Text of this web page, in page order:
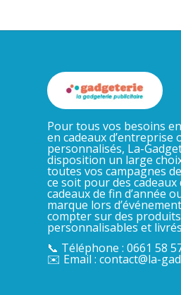
Pour tous vos besoins
en cadeaux d’entreprise
personnalisés, La-
disposition un large
toutes vos campagnes
ce soit pour des cadeaux
cadeaux de fin d’année
marque lors
compter sur des
personnalisables et
📞 Téléphone : 0661 58
✉️ Email : contact@la-